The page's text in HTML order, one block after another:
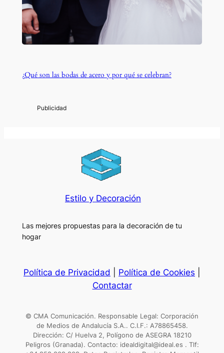
¿Qué son las bodas de acero y por qué se celebran?
Estilo y Decoración
Las mejores propuestas para la decoración de tu
hogar
Política de Privacidad Política de Cookies
Contactar
© CMA Comunicación. Responsable Legal: Corporación
de Medios de Andalucía S.A.. C.I.F.: A78865458.
Dirección: C/ Huelva 2, Polígono de ASEGRA 18210
Peligros (Granada). Contacto: idealdigital@ideal.es . Tlf: